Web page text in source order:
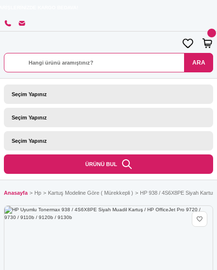
ARA
ÜRÜNÜ BUL
Anasayfa Hp Kartuş Modeline Göre ( Mürekkepli ) HP 938 / 4S6X8PE Siyah Kartuş